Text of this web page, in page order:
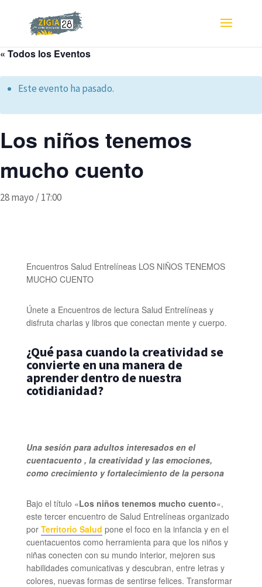
« Todos los Eventos
Este evento ha pasado.
Los niños tenemos
mucho cuento
28 mayo / 17:00
Encuentros Salud Entrelíneas LOS NIÑOS TENEMOS
MUCHO CUENTO
Únete a Encuentros de lectura Salud Entrelíneas y
disfruta charlas y libros que conectan mente y cuerpo.
¿Qué pasa cuando la creatividad se
convierteen una manera de
aprender dentro de nuestra
cotidianidad?
Una sesión para adultos interesados en el
cuentacuento , la creatividad y las emociones,
como crecimiento y fortalecimiento de la persona
Bajo el título «Los niños tenemos mucho cuento«,
este tercer encuentro de Salud Entrelíneas organizado
por Territorio Salud pone el foco en la infancia y en el
cuentacuentos como herramienta para que los niños y
niñas conecten con su mundo interior, mejoren sus
habilidades comunicativas y descubran, entre letras y
colores, nuevas formas de sentirse felices. Transformar